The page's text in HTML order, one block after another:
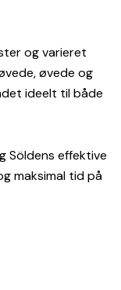
og varieret
øvede og
ideelt til både
Söldens effektive
maksimal tid på